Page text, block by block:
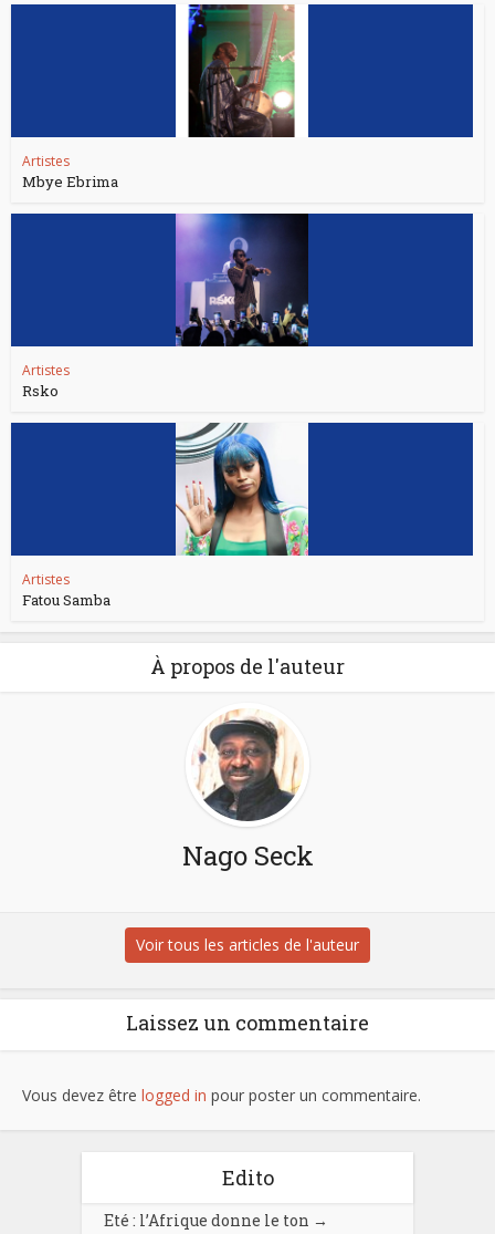
Artistes
Mbye Ebrima
Artistes
Rsko
Artistes
Fatou Samba
À propos de l'auteur
Nago Seck
Voir tous les articles de l'auteur
Laissez un commentaire
Vous devez être logged in pour poster un commentaire.
Edito
Eté : l’Afrique donne le ton →